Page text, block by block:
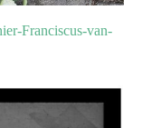
Franciscus-van-